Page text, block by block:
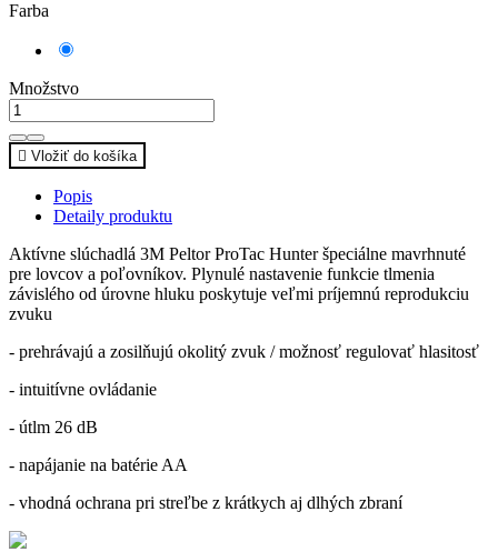
Farba
Množstvo
 Vložiť do košíka
Popis
Detaily produktu
Aktívne slúchadlá 3M Peltor ProTac Hunter špeciálne mavrhnuté
pre lovcov a poľovníkov. Plynulé nastavenie funkcie tlmenia
závislého od úrovne hluku poskytuje veľmi príjemnú reprodukciu
zvuku
- prehrávajú a zosilňujú okolitý zvuk / možnosť regulovať hlasitosť
- intuitívne ovládanie
- útlm 26 dB
- napájanie na batérie AA
- vhodná ochrana pri streľbe z krátkych aj dlhých zbraní